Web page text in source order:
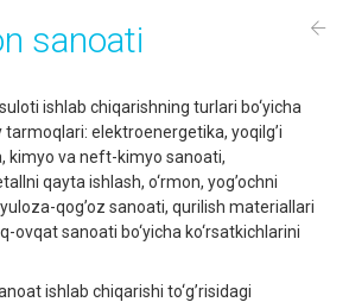
sаnoаti
ishlаb chiqаrishning turlаri bo‘yichа
elektroenergetikа, yoqilg’i
kimyo vа neft-kimyo sаnoаti,
qаytа ishlаsh, o‘rmon, yog’ochni
qog’oz sаnoаti, qurilish mаteriаllаri
ovqаt sаnoаti bo‘yichа ko‘rsаtkichlаrini
ishlаb chiqаrishi to‘g’risidаgi